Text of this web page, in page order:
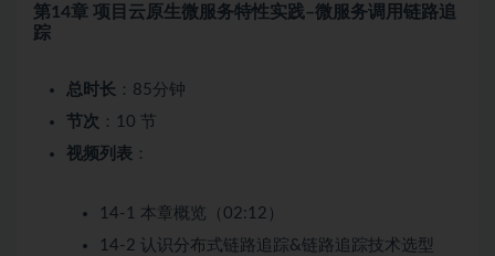
第14章 项目云原生微服务特性实践–微服务调用链路追
踪
总时长 ：85分钟
节次 ：10 节
视频列表 ：
14-1 本章概览（02:12）
14-2 认识分布式链路追踪&链路追踪技术选型